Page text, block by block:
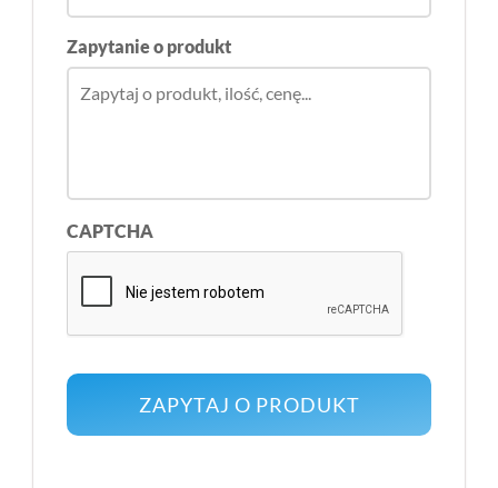
Zapytanie o produkt
CAPTCHA